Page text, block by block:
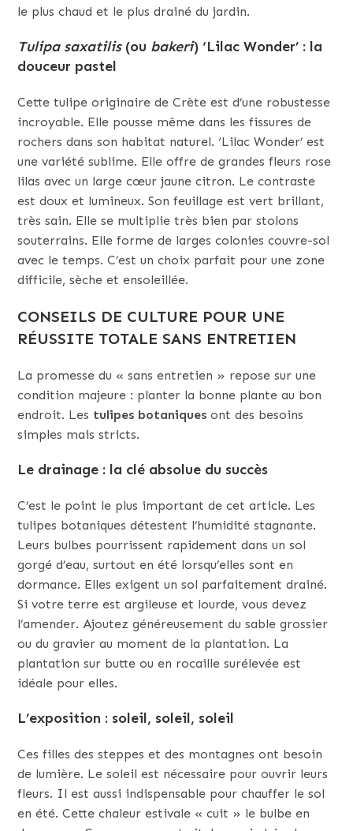
le plus chaud et le plus drainé du jardin.
Tulipa saxatilis(ou bakeri) ‘Lilac Wonder’ : la
douceur pastel
Cette tulipe originaire de Crète est d’une robustesse
incroyable. Elle pousse même dans les fissures de
rochers dans son habitat naturel. ‘Lilac Wonder’ est
une variété sublime. Elle offre de grandes fleurs rose
lilas avec un large cœur jaune citron. Le contraste
est doux et lumineux. Son feuillage est vert brillant,
très sain. Elle se multiplie très bien par stolons
souterrains. Elle forme de larges colonies couvre-sol
avec le temps. C’est un choix parfait pour une zone
difficile, sèche et ensoleillée.
CONSEILS DE CULTURE POUR UNE
RÉUSSITE TOTALE SANS ENTRETIEN
La promesse du « sans entretien » repose sur une
condition majeure : planter la bonne plante au bon
endroit. Les tulipes botaniques ont des besoins
simples mais stricts.
Le drainage : la clé absolue du succès
C’est le point le plus important de cet article. Les
tulipes botaniques détestent l’humidité stagnante.
Leurs bulbes pourrissent rapidement dans un sol
gorgé d’eau, surtout en été lorsqu’elles sont en
dormance. Elles exigent un sol parfaitement drainé.
Si votre terre est argileuse et lourde, vous devez
l’amender. Ajoutez généreusement du sable grossier
ou du gravier au moment de la plantation. La
plantation sur butte ou en rocaille surélevée est
idéale pour elles.
L’exposition : soleil, soleil, soleil
Ces filles des steppes et des montagnes ont besoin
de lumière. Le soleil est nécessaire pour ouvrir leurs
fleurs. Il est aussi indispensable pour chauffer le sol
en été. Cette chaleur estivale « cuit » le bulbe en